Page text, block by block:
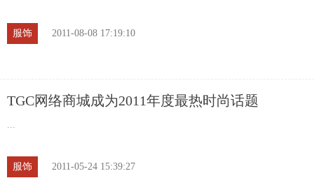
服饰 2011-08-08 17:19:10
TGC网络商城成为2011年度最热时尚话题
...
服饰 2011-05-24 15:39:27